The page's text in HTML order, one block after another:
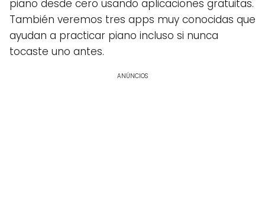
piano desde cero usando aplicaciones gratuitas.
También veremos tres apps muy conocidas que
ayudan a practicar piano incluso si nunca
tocaste uno antes.
ANÚNCIOS